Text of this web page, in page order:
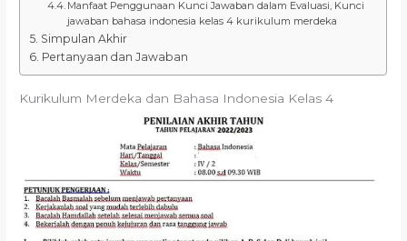
Manfaat Penggunaan Kunci Jawaban dalam Evaluasi, Kunci
jawaban bahasa indonesia kelas 4 kurikulum merdeka
Simpulan Akhir
Pertanyaan dan Jawaban
Kurikulum Merdeka dan Bahasa Indonesia Kelas 4